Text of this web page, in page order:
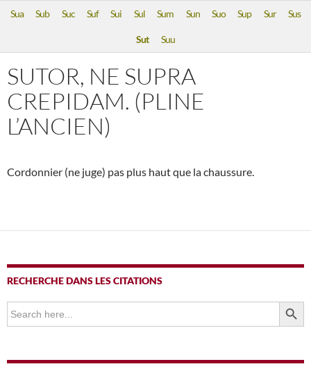
Sua Sub Suc Suf Sui Sul Sum Sun Suo Sup Sur Sus
Sut Suu
SUTOR, NE SUPRA
CREPIDAM. (PLINE
L’ANCIEN)
Cordonnier (ne juge) pas plus haut que la chaussure.
RECHERCHE DANS LES CITATIONS
Search
for:
SEARCH